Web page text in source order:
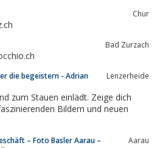
Chur
Bad Zurzach
die begeistern - Adrian
Lenzerheide
Bildern und neuen
– Foto Basler Aarau –
Aarau